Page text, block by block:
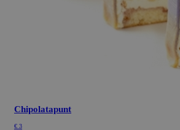
Chipolatapunt
€ 3